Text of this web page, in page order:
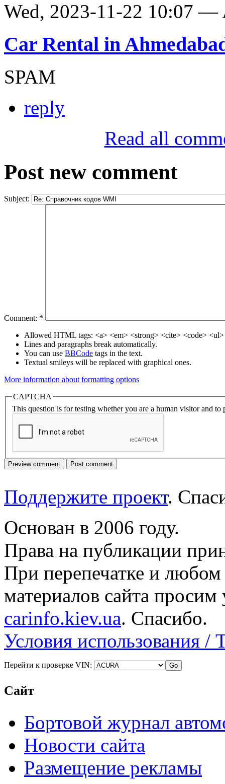
Wed, 2023-11-22 10:07 —
Car Rental in
SPAM
reply
Read all
Post new comment
Subject:
Comment: *
Allowed HTML tags: <a> <em> <strong> <cite> <code>
Lines and paragraphs break automatically.
You can use BBCode tags in the text.
Textual smileys will be replaced with graphical ones.
More information about formatting options
CAPTCHA
This question is for testing whether you are a human visitor and to
Поддержите проект.
Основан в 2006 году.
Права на публикации
При перепечатке и
материалов сайта просим
carinfo.kiev.ua. Спасибо.
Условия использования /
Перейти к проверке VIN:
Сайт
Бортовой журнал
Новости сайта
Размещение рекламы